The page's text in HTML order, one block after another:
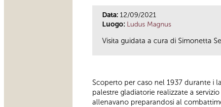
Data: 12/09/2021
Luogo: Ludus Magnus
Visita guidata a cura di Simonetta
Scoperto per caso nel 1937 durante i
palestre gladiatorie realizzate a
allenavano preparandosi al